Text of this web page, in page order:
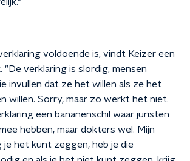
voldoende is, vindt Keizer een
"De verklaring is slordig, mensen
invullen dat ze het willen als ze het
willen. Sorry, maar zo werkt het niet.
een bananenschil waar juristen
hebben, maar dokters wel. Mijn
je het kunt zeggen, heb je die